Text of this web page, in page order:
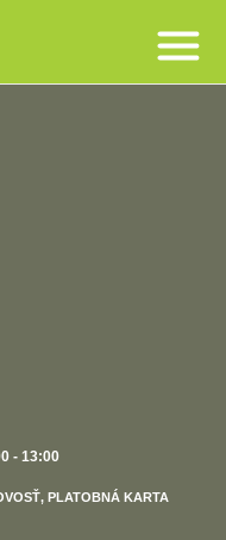
- 13:00
PLATOBNÁ KARTA